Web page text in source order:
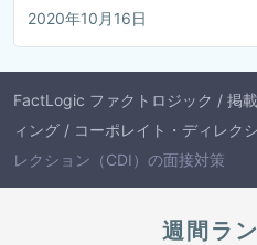
2020年10月16日
FactLogic ファクトロジック / 掲
ィング / コーポレイト・ディレク
レクション（CDI）の面接対策
週間ラ